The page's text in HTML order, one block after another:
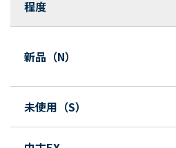
程度
新品（N）
未使用（S）